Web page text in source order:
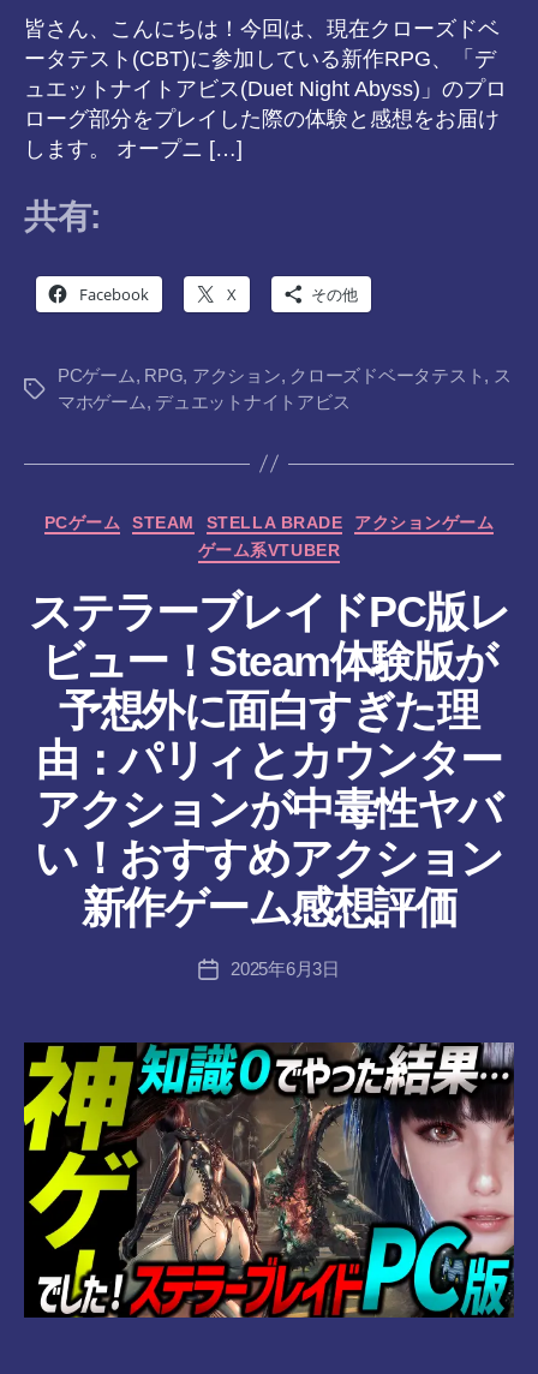
皆さん、こんにちは！今回は、現在クローズドベ
ータテスト(CBT)に参加している新作RPG、「デ
ュエットナイトアビス(Duet Night Abyss)」のプロ
ローグ部分をプレイした際の体験と感想をお届け
します。 オープニ […]
共有:
Facebook X その他
タ
PCゲーム, RPG, アクション, クローズドベータテスト , ス
マホゲーム, デュエットナイトアビス
カ
テ
ゴ
ー
PCゲーム STEAM STELLA BRADE
アクションゲーム
ゲーム系VTUBER
ステラーブレイドPC版レ
ビュー！Steam体験版が
予想外に面白すぎた理
由：パリィとカウンター
アクションが中毒性ヤバ
い！おすすめアクション
新作ゲーム感想評価
投
稿
成
者
:
a
8-
vr
投
2025年6月3日